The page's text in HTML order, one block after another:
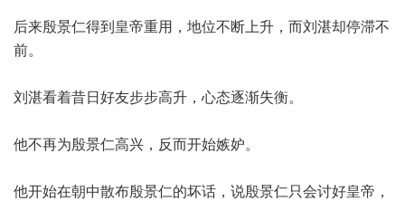
后来殷景仁得到皇帝重用，地位不断上升，而刘湛却停滞不
前。
刘湛看着昔日好友步步高升，心态逐渐失衡。
他不再为殷景仁高兴，反而开始嫉妒。
他开始在朝中散布殷景仁的坏话，说殷景仁只会讨好皇帝，